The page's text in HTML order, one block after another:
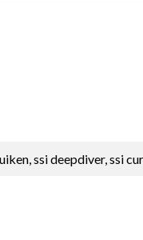
ssi deepdiver, ssi